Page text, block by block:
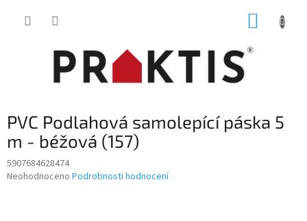
PVC Podlahová samolepící páska 5
m - béžová (157)
5907684628474
Průměrné
Neohodnoceno Podrobnosti hodnocení